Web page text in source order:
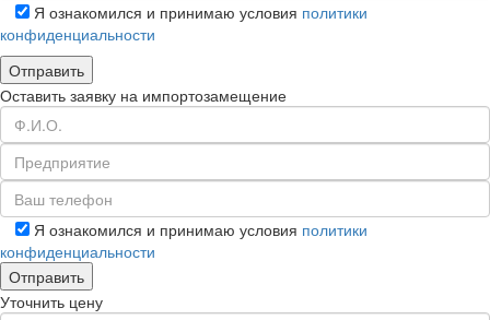
Я ознакомился и принимаю условия политики
конфиденциальности
Оставить заявку на импортозамещение
Я ознакомился и принимаю условия политики
конфиденциальности
Уточнить цену